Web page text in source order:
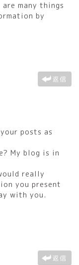
many things
by
返信
posts as
My blog is in
really
you present
with you.
返信